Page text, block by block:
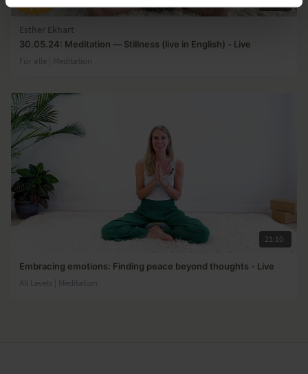
Esther Ekhart
30.05.24: Meditation — Stillness (live in English) - Live
Für alle | Meditation
21:10
Embracing emotions: Finding peace beyond thoughts - Live
All Levels | Meditation